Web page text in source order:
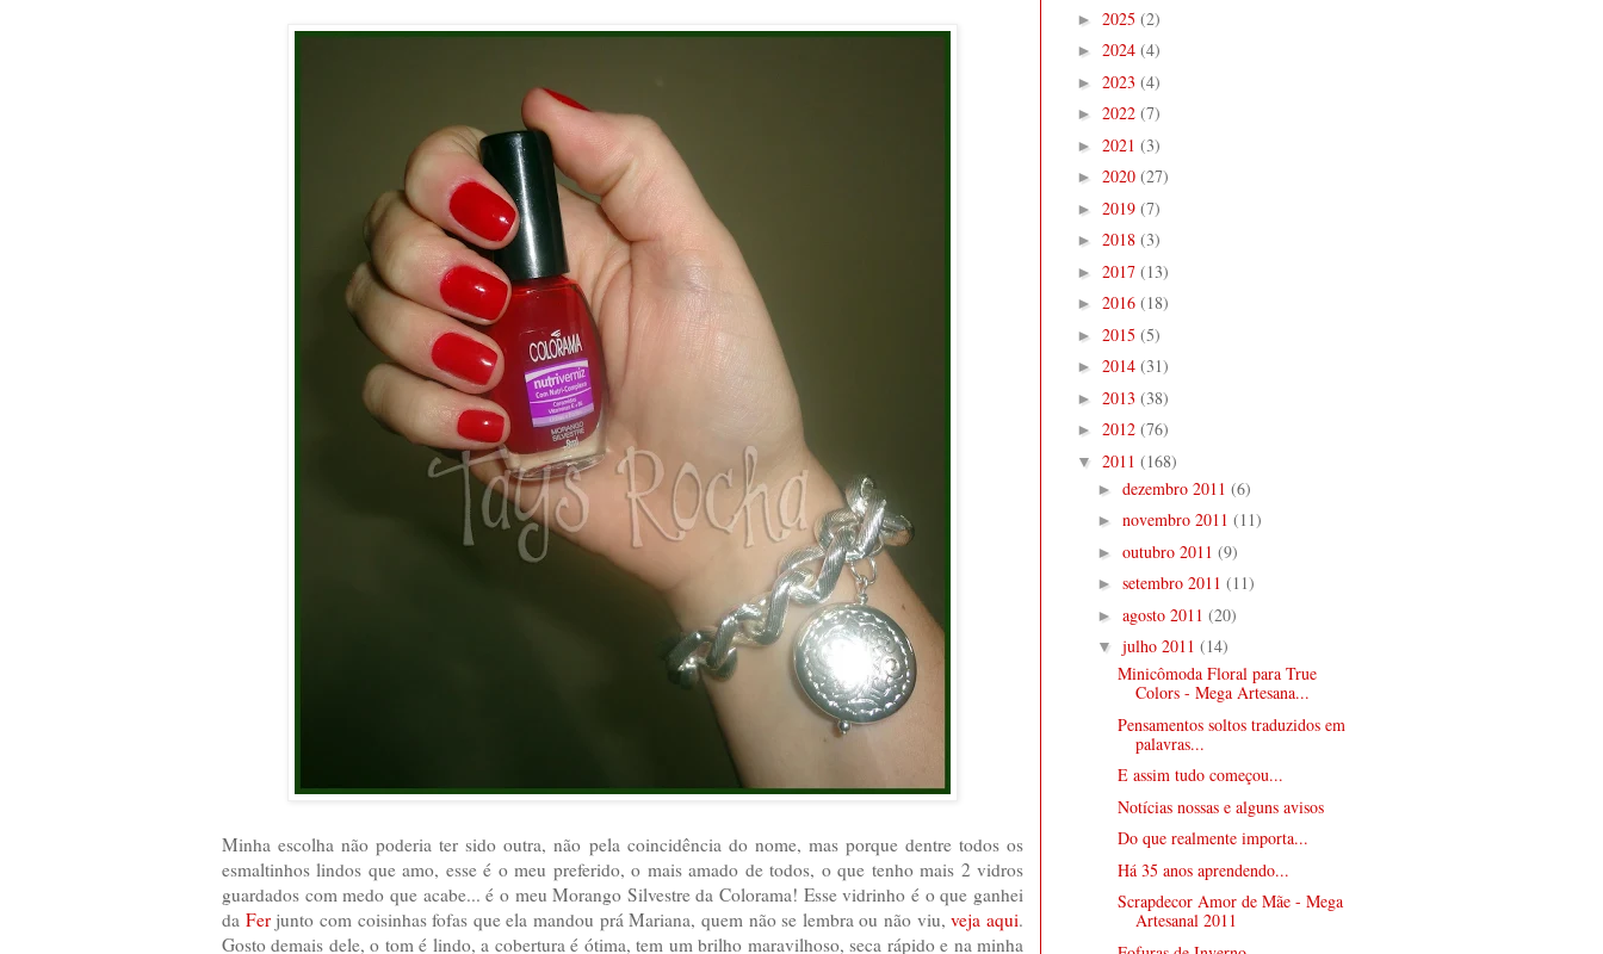
Minha escolha não poderia ter sido outra, não pela coincidência do nome, mas porque dentre todos os
esmaltinhos lindos que amo, esse é o meu preferido, o mais amado de todos, o que tenho mais 2 vidros
guardados com medo que acabe... é o meu Morango Silvestre da Colorama! Esse vidrinho é o que ganhei
da Ferjunto com coisinhas fofas que ela mandou prá Mariana, quem não se lembra ou não viu,veja aqui.
Gosto demais dele, o tom é lindo, a cobertura é ótima, tem um brilho maravilhoso, seca rápido e na minha
► 2025 (2)
► 2024 (4)
► 2023 (4)
► 2022 (7)
► 2021 (3)
► 2020 (27)
► 2019 (7)
► 2018 (3)
► 2017 (13)
► 2016 (18)
► 2015 (5)
► 2014 (31)
► 2013 (38)
► 2012 (76)
▼ 2011 (168)
► dezembro 2011 (6)
► novembro 2011 (11)
► outubro 2011 (9)
► setembro 2011 (11)
► agosto 2011 (20)
▼ julho 2011 (14)
Minicômoda Floral para True
Colors - Mega Artesana...
Pensamentos soltos traduzidos em
palavras...
E assim tudo começou...
Notícias nossas e alguns avisos
Do que realmente importa...
Há 35 anos aprendendo...
Scrapdecor Amor de Mãe - Mega
Artesanal 2011